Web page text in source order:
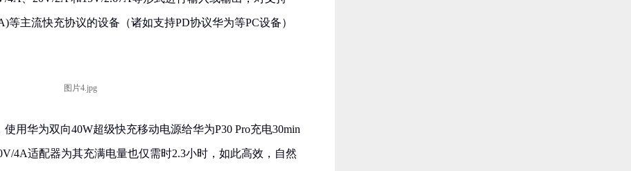
等主流快充协议的设备（诸如支持PD协议华为等PC设备）
用华为双向40W超级快充移动电源给华为P30 Pro充电30min
4A适配器为其充满电量也仅需时2.3小时，如此高效，自然